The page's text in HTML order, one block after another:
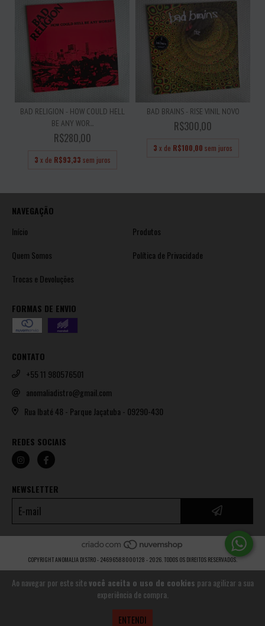
Ao navegar por este sitevocê aceita o uso de cookies para agilizar a sua
experiência de compra.
ENTENDI
BAD RELIGION - HOW COULD HELL
BE ANY WOR...
R$280,00
3 x de R$93,33 sem juros
BAD BRAINS - RISE VINIL NOVO
R$300,00
3 x de R$100,00 sem juros
NAVEGAÇÃO
Início
Produtos
Quem Somos
Política de Privacidade
Trocas e Devoluções
FORMAS DE ENVIO
CONTATO
+55 11 980576501
anomaliadistro@gmail.com
Rua Ibaté 48 - Parque Jaçatuba - 09290-430
REDES SOCIAIS
NEWSLETTER
COPYRIGHT ANOMALIA DISTRO - 24696588000128 - 2026. TODOS OS DIREITOS RESERVADOS.